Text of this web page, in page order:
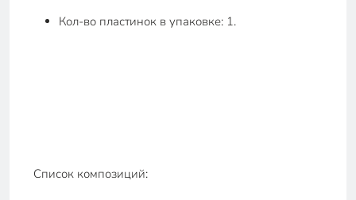
Кол-во пластинок в упаковке: 1.
Список композиций: